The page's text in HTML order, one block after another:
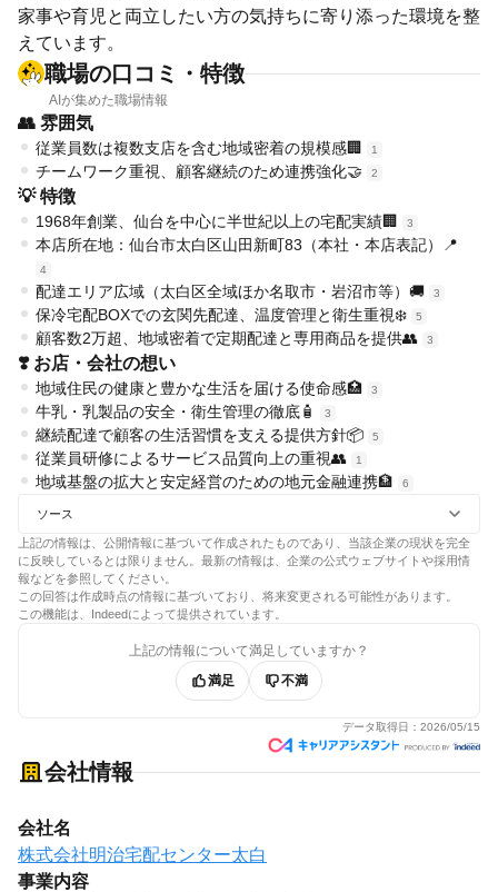
家事や育児と両立したい方の気持ちに寄り添った環境を整
えています。
職場の口コミ・特徴
AIが集めた職場情報
👥 雰囲気
従業員数は複数支店を含む地域密着の規模感🏢 1
チームワーク重視、顧客継続のため連携強化🤝 2
💡 特徴
1968年創業、仙台を中心に半世紀以上の宅配実績🏢 3
本店所在地：仙台市太白区山田新町83（本社・本店表記）📍
4
配達エリア広域（太白区全域ほか名取市・岩沼市等）🚚 3
保冷宅配BOXでの玄関先配達、温度管理と衛生重視❄️ 5
顧客数2万超、地域密着で定期配達と専用商品を提供👥 3
❣️ お店・会社の想い
地域住民の健康と豊かな生活を届ける使命感🏥 3
牛乳・乳製品の安全・衛生管理の徹底🧴 3
継続配達で顧客の生活習慣を支える提供方針📦 5
従業員研修によるサービス品質向上の重視👥 1
地域基盤の拡大と安定経営のための地元金融連携🏦 6
ソース
上記の情報は、公開情報に基づいて作成されたものであり、当該企業の現状を完全
に反映しているとは限りません。最新の情報は、企業の公式ウェブサイトや採用情
報などを参照してください。
この回答は作成時点の情報に基づいており、将来変更される可能性があります。
この機能は、Indeedによって提供されています。
上記の情報について満足していますか？
満足
不満
データ取得日： 2026/05/15
会社情報
会社名
株式会社明治宅配センター太白
事業内容